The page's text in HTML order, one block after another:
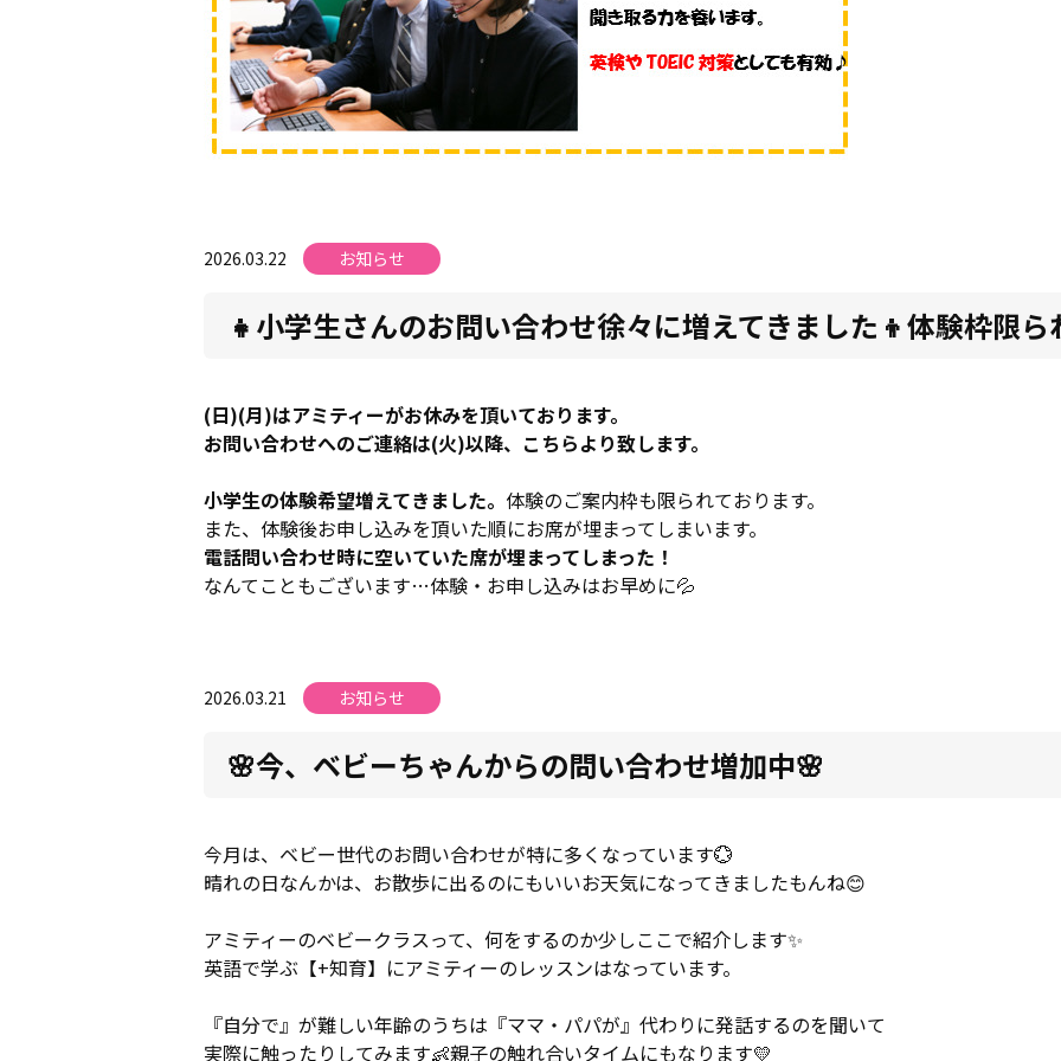
2026.03.22 お知らせ
👧小学生さんのお問い合わせ徐々に増えてきました👦体験枠限
(日)(月)はアミティーがお休みを頂いております。
お問い合わせへのご連絡は(火)以降、こちらより致します。
小学生の体験希望増えてきました。 体験のご案内枠も限られております。
また、体験後お申し込みを頂いた順にお席が埋まってしまいます。
電話問い合わせ時に空いていた席が埋まってしまった！
なんてこともございます…体験・お申し込みはお早めに💦
2026.03.21 お知らせ
🌸今、ベビーちゃんからの問い合わせ増加中🌸
今月は、ベビー世代のお問い合わせが特に多くなっています💮
晴れの日なんかは、お散歩に出るのにもいいお天気になってきましたもんね😊
アミティーのベビークラスって、何をするのか少しここで紹介します✨
英語で学ぶ【+知育】にアミティーのレッスンはなっています。
『自分で』が難しい年齢のうちは『ママ・パパが』代わりに発話するのを聞いて
実際に触ったりしてみます👶親子の触れ合いタイムにもなります💛